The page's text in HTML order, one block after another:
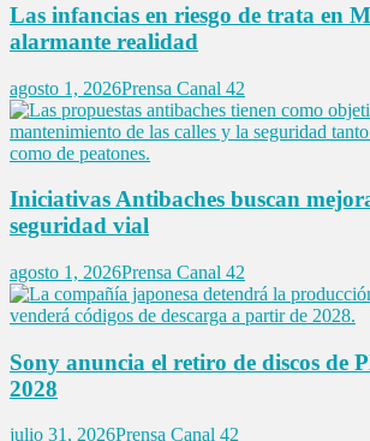
Las infancias en riesgo de trata en
alarmante realidad
agosto 1, 2026Prensa Canal 42
Iniciativas Antibaches buscan
seguridad vial
agosto 1, 2026Prensa Canal 42
Sony anuncia el retiro de discos de
2028
julio 31, 2026Prensa Canal 42